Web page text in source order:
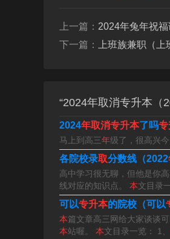
2、年陕西专升本政策如
5、那么，什么时候专升
一般来说，专升本考试分
6、年专升本报名时间基
高等教育专科层次起点
中。
上一篇： 2024年兔年祝
下一篇：
上班族兼职（上
“2024年取消专升本（
2024年取消专升本了吗专
马上到高三年级了，很高兴
各院校录取分数线（2022
高中学习很无聊，但他是你
线对应的知识点。 本文目录
可以专升本的院校（可以
本篇文章高三网给大家谈谈可
本站喔。 本文目录一览： 1、